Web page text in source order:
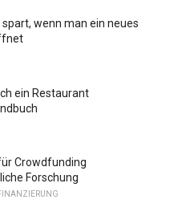
spart, wenn man ein neues
ein Restaurant
Crowdfunding
Forschung